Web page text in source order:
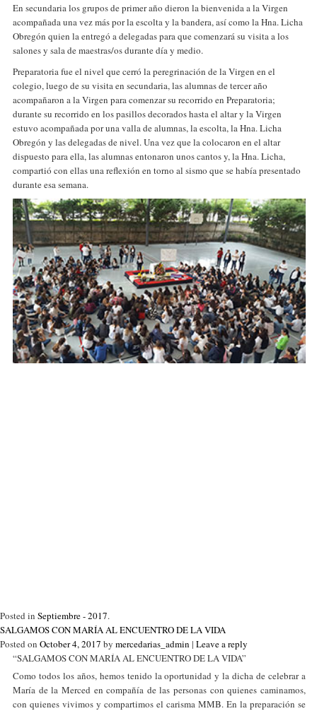
En secundaria los grupos de primer año dieron la bienvenida a la Virgen
acompañada una vez más por la escolta y la bandera, así como la Hna. Licha
Obregón quien la entregó a delegadas para que comenzará su visita a los
salones y sala de maestras/os durante día y medio.
Preparatoria fue el nivel que cerró la peregrinación de la Virgen en el
colegio, luego de su visita en secundaria, las alumnas de tercer año
acompañaron a la Virgen para comenzar su recorrido en Preparatoria;
durante su recorrido en los pasillos decorados hasta el altar y la Virgen
estuvo acompañada por una valla de alumnas, la escolta, la Hna. Licha
Obregón y las delegadas de nivel. Una vez que la colocaron en el altar
dispuesto para ella, las alumnas entonaron unos cantos y, la Hna. Licha,
compartió con ellas una reflexión en torno al sismo que se había presentado
durante esa semana.
Posted in Septiembre - 2017.
SALGAMOS CON MARÍA AL ENCUENTRO DE LA VIDA
Posted on October 4, 2017 by mercedarias_admin | Leave a reply
“SALGAMOS CON MARÍA AL ENCUENTRO DE LA VIDA”
Como todos los años, hemos tenido la oportunidad y la dicha de celebrar a
María de la Merced en compañía de las personas con quienes caminamos,
con quienes vivimos y compartimos el carisma MMB. En la preparación se